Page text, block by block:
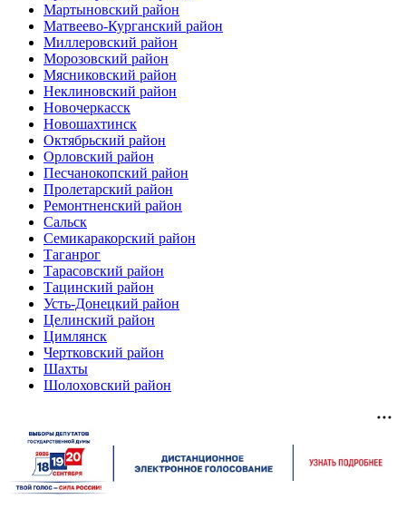
Мартыновский район
Матвеево-Курганский район
Миллеровский район
Морозовский район
Мясниковский район
Неклиновский район
Новочеркасск
Новошахтинск
Октябрьский район
Орловский район
Песчанокопский район
Пролетарский район
Ремонтненский район
Сальск
Семикаракорский район
Таганрог
Тарасовский район
Тацинский район
Усть-Донецкий район
Целинский район
Цимлянск
Чертковский район
Шахты
Шолоховский район